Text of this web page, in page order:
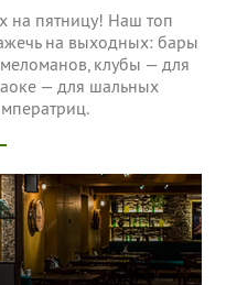
на пятницу! Наш топ
на выходных: бары
клубы — для
— для шальных